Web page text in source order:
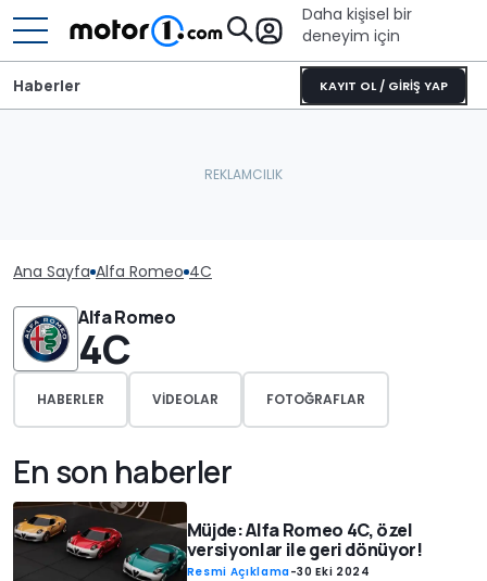
Daha kişisel bir
deneyim için
KAYIT OL / GİRİŞ YAP
Haberler
Ana Sayfa Alfa Romeo 4C
Alfa Romeo
4C
HABERLER VIDEOLAR FOTOĞRAFLAR
En son haberler
Müjde: Alfa Romeo 4C, özel
versiyonlar ile geri dönüyor!
Resmi Açıklama-30 Eki 2024